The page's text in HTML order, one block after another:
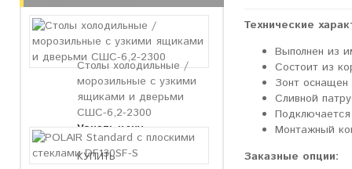
Столы холодильные /
морозильные с узкими
ящиками и дверьми
СШС-6,2-2300
Узнать цену
Технические
Выполнен из
Состоит из
Зонт
Сливной
Монтажный
Заказные опции: